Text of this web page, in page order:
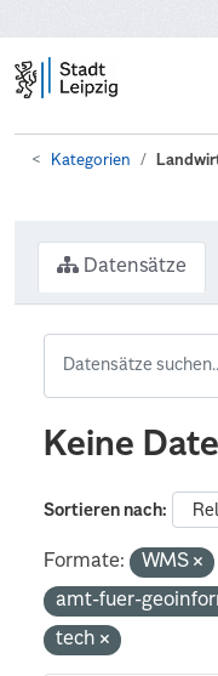
Kategorien
Datensätze
Keine
Sortieren nach
Formate: WMS
amt-fuer-
tech